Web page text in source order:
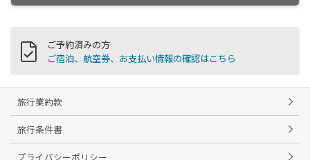
ご予約済みの方
ご宿泊、航空券、お支払い情報の確認はこちら
旅行業約款
旅行条件書
プライバシーポリシー